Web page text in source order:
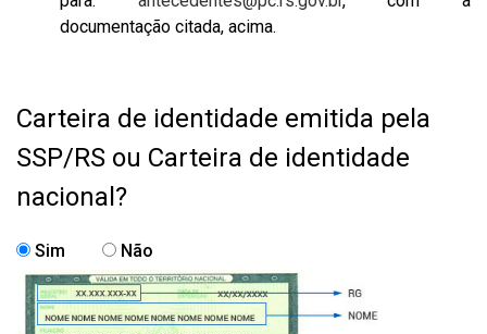
documentação citada, acima.
Carteira de identidade emitida pela
SSP/RS ou Carteira de identidade
nacional?
Sim Não